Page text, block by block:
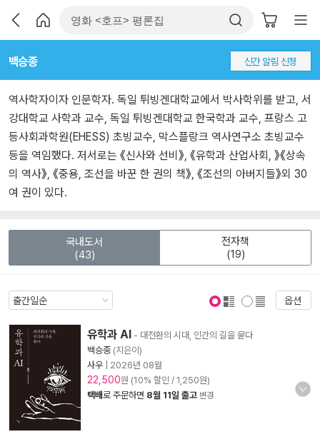
백승종 신간 알림 신청
역사학자이자 인문학자. 독일 튀빙겐대학교에서 박사학위를 받고, 서
강대학교 사학과 교수, 독일 튀빙겐대학교 한국학과 교수, 프랑스 고
등사회과학원(EHESS) 초빙교수, 막스플랑크 역사연구소 초빙교수
등을 역임했다. 저서로는 《신사와 선비》, 《유학과 산업사회, 》《상속
의 역사》, 《중용, 조선을 바꾼 한 권의 책》, 《조선의 아버지들》외 30
여 권이 있다.
국내도서
(43)
전자책
(19)
옵션
유학과 AI - 대전환의 시대, 인간의 길을 묻다
백승종 (지은이)
사우
2026년 08월
22,500원 (10% 할인 / 1,250원)
택배로 주문하면 8월 11일 출고 변경